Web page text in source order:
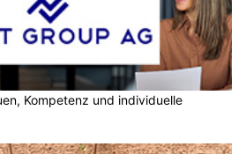
Kompetenz und individuelle